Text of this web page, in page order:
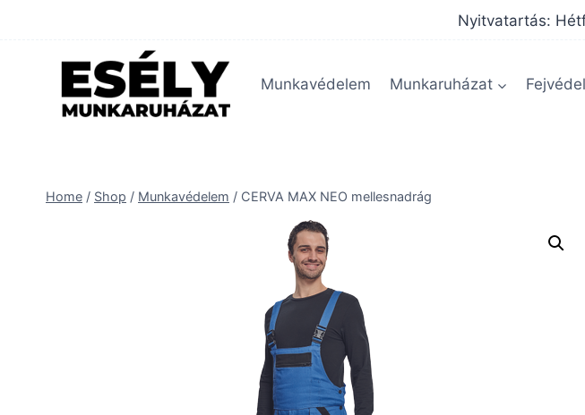
Nyitvatartás:
Munkavédelem Munkaruházat
Home / Shop / Munkavédelem / CERVA MAX NEO mellesnadrág